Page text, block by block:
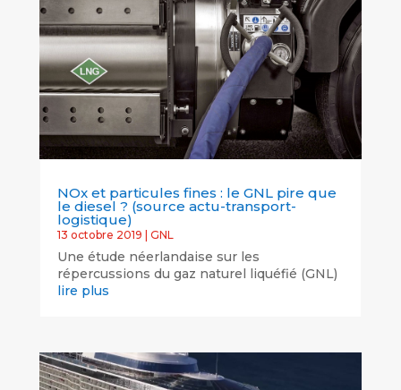
NOx et particules fines : le GNL pire que
le diesel ? (source actu-transport-
logistique)
13 octobre 2019 | GNL
Une étude néerlandaise sur les
répercussions du gaz naturel liquéfié (GNL)
lire plus